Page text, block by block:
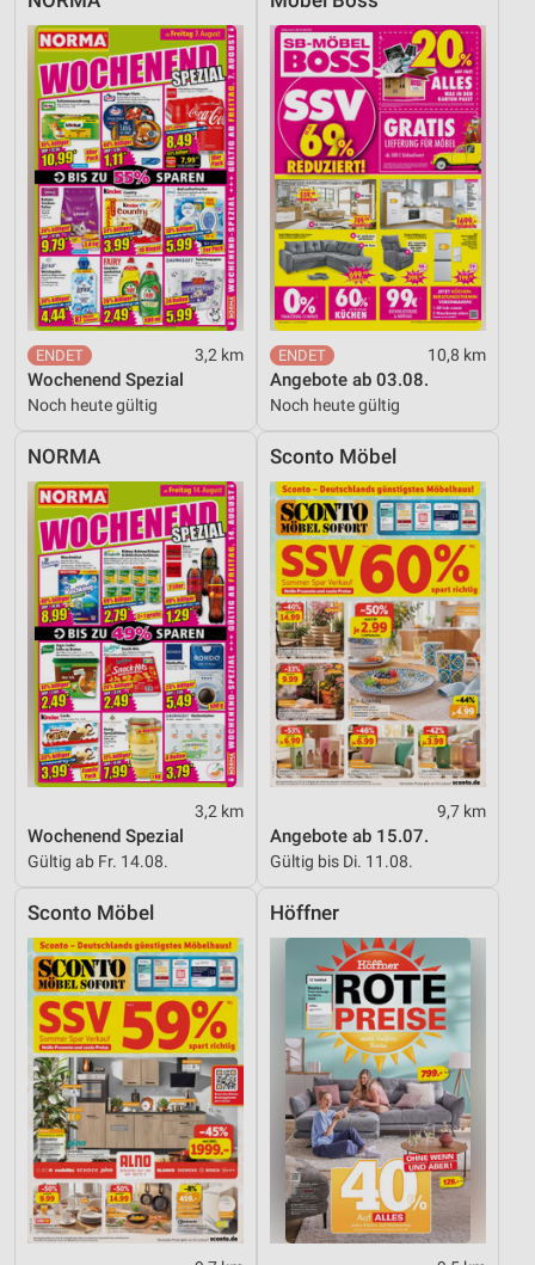
3,2 km
Wochenend Spezial
Noch heute gültig
10,8 km
Angebote ab 03.08.
Noch heute gültig
NORMA
3,2 km
Wochenend Spezial
Gültig ab Fr. 14.08.
Sconto Möbel
9,7 km
Angebote ab 15.07.
Gültig bis Di. 11.08.
Sconto Möbel Höffner